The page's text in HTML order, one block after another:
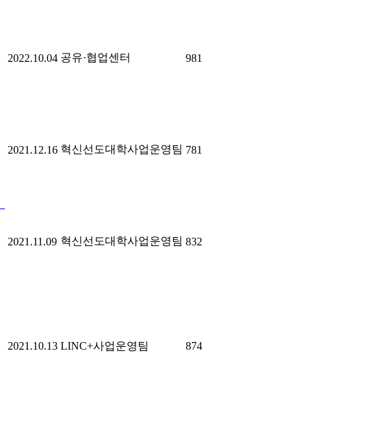
2022.10.04 공유·협업센터 981
2021.12.16 혁신선도대학사업운영팀 781
2021.11.09 혁신선도대학사업운영팀 832
2021.10.13 LINC+사업운영팀 874